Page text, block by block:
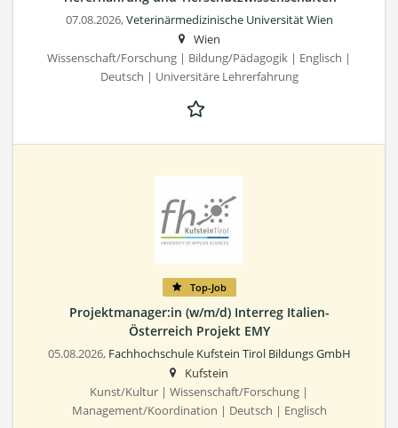
07.08.2026,Veterinärmedizinische Universität Wien
Wien
Wissenschaft/Forschung | Bildung/Pädagogik | Englisch |
Deutsch | Universitäre Lehrerfahrung
Top-Job
Projektmanager:in (w/m/d) Interreg Italien-
Österreich Projekt EMY
05.08.2026, Fachhochschule Kufstein Tirol Bildungs GmbH
Kufstein
Kunst/Kultur | Wissenschaft/Forschung |
Management/Koordination | Deutsch | Englisch